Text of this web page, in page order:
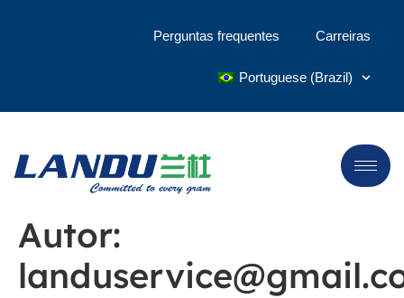
Perguntas frequentes Carreiras
Portuguese (Brazil)
Autor: